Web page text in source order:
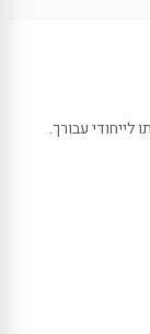
לייחודי עבורך.